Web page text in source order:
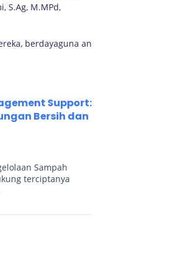
S.Ag, M.MPd,
berdayaguna an
Support:
Bersih dan
Sampah
terciptanya